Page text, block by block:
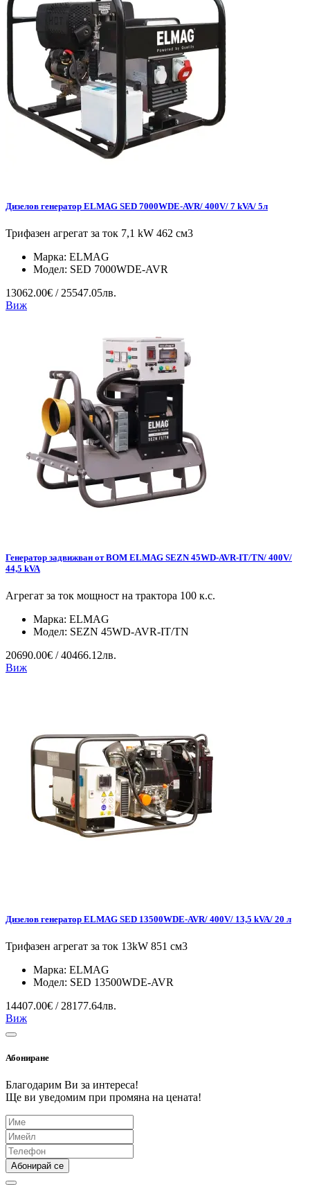
Дизелов генератор ELMAG SED 7000WDE-AVR/ 400V/ 7 kVA/ 5л
Трифазен агрегат за ток 7,1 kW 462 см3
Марка: ELMAG
Модел: SED 7000WDE-AVR
13062.00€ / 25547.05лв.
Виж
Генератор задвижван от ВОМ ELMAG SEZN 45WD-AVR-IT/TN/ 400V/
44,5 kVA
Агрегат за ток мощност на трактора 100 к.с.
Марка: ELMAG
Модел: SEZN 45WD-AVR-IT/TN
20690.00€ / 40466.12лв.
Виж
Дизелов генератор ELMAG SED 13500WDE-AVR/ 400V/ 13,5 kVA/ 20 л
Трифазен агрегат за ток 13kW 851 см3
Марка: ELMAG
Модел: SED 13500WDE-AVR
14407.00€ / 28177.64лв.
Виж
Абониране
Благодарим Ви за интереса!
Ще ви уведомим при промяна на цената!
Абонирай се